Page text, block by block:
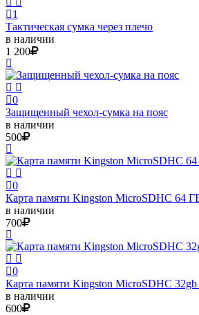
1
Тактическая сумка через плечо
в наличии
1 200
0
Защищенный чехол-сумка на пояс
в наличии
500
0
Карта памяти Kingston MicroSDHC 64
в наличии
700
0
Карта памяти Kingston MicroSDHC 32gb
в наличии
600